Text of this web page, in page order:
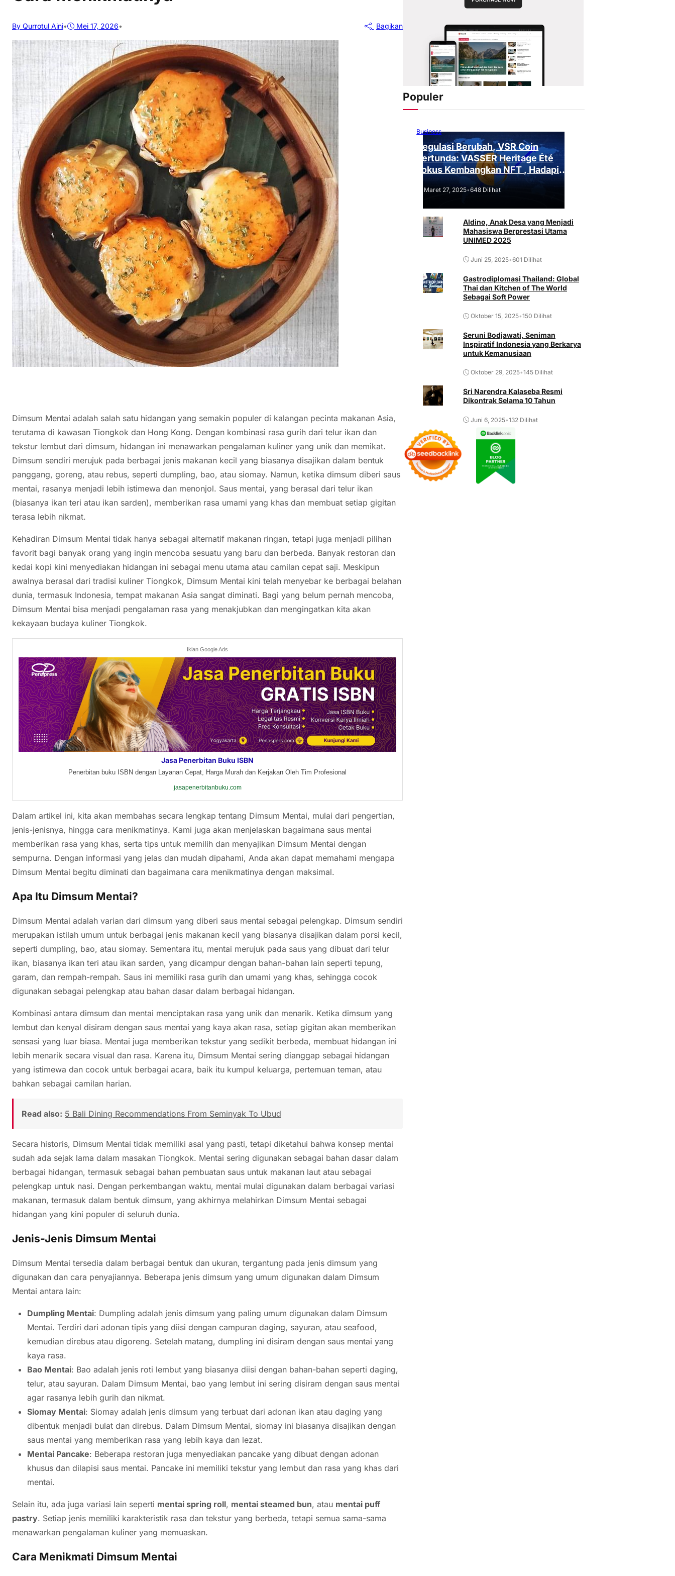
By Qurrotul Aini• Mei 17, 2026• Bagikan
Dimsum Mentai adalah salah satu hidangan yang semakin populer di kalangan pecinta makanan Asia,
terutama di kawasan Tiongkok dan Hong Kong. Dengan kombinasi rasa gurih dari telur ikan dan
tekstur lembut dari dimsum, hidangan ini menawarkan pengalaman kuliner yang unik dan memikat.
Dimsum sendiri merujuk pada berbagai jenis makanan kecil yang biasanya disajikan dalam bentuk
panggang, goreng, atau rebus, seperti dumpling, bao, atau siomay. Namun, ketika dimsum diberi saus
mentai, rasanya menjadi lebih istimewa dan menonjol. Saus mentai, yang berasal dari telur ikan
(biasanya ikan teri atau ikan sarden), memberikan rasa umami yang khas dan membuat setiap gigitan
terasa lebih nikmat.
Kehadiran Dimsum Mentai tidak hanya sebagai alternatif makanan ringan, tetapi juga menjadi pilihan
favorit bagi banyak orang yang ingin mencoba sesuatu yang baru dan berbeda. Banyak restoran dan
kedai kopi kini menyediakan hidangan ini sebagai menu utama atau camilan cepat saji. Meskipun
awalnya berasal dari tradisi kuliner Tiongkok, Dimsum Mentai kini telah menyebar ke berbagai belahan
dunia, termasuk Indonesia, tempat makanan Asia sangat diminati. Bagi yang belum pernah mencoba,
Dimsum Mentai bisa menjadi pengalaman rasa yang menakjubkan dan mengingatkan kita akan
kekayaan budaya kuliner Tiongkok.
Iklan Google Ads
Jasa Penerbitan Buku ISBN
Penerbitan buku ISBN dengan Layanan Cepat, Harga Murah dan Kerjakan Oleh Tim Profesional
jasapenerbitanbuku.com
Dalam artikel ini, kita akan membahas secara lengkap tentang Dimsum Mentai, mulai dari pengertian,
jenis-jenisnya, hingga cara menikmatinya. Kami juga akan menjelaskan bagaimana saus mentai
memberikan rasa yang khas, serta tips untuk memilih dan menyajikan Dimsum Mentai dengan
sempurna. Dengan informasi yang jelas dan mudah dipahami, Anda akan dapat memahami mengapa
Dimsum Mentai begitu diminati dan bagaimana cara menikmatinya dengan maksimal.
Apa Itu Dimsum Mentai?
Dimsum Mentai adalah varian dari dimsum yang diberi saus mentai sebagai pelengkap. Dimsum sendiri
merupakan istilah umum untuk berbagai jenis makanan kecil yang biasanya disajikan dalam porsi kecil,
seperti dumpling, bao, atau siomay. Sementara itu, mentai merujuk pada saus yang dibuat dari telur
ikan, biasanya ikan teri atau ikan sarden, yang dicampur dengan bahan-bahan lain seperti tepung,
garam, dan rempah-rempah. Saus ini memiliki rasa gurih dan umami yang khas, sehingga cocok
digunakan sebagai pelengkap atau bahan dasar dalam berbagai hidangan.
Kombinasi antara dimsum dan mentai menciptakan rasa yang unik dan menarik. Ketika dimsum yang
lembut dan kenyal disiram dengan saus mentai yang kaya akan rasa, setiap gigitan akan memberikan
sensasi yang luar biasa. Mentai juga memberikan tekstur yang sedikit berbeda, membuat hidangan ini
lebih menarik secara visual dan rasa. Karena itu, Dimsum Mentai sering dianggap sebagai hidangan
yang istimewa dan cocok untuk berbagai acara, baik itu kumpul keluarga, pertemuan teman, atau
bahkan sebagai camilan harian.
Read also: 5 Bali Dining Recommendations From Seminyak To Ubud
Secara historis, Dimsum Mentai tidak memiliki asal yang pasti, tetapi diketahui bahwa konsep mentai
sudah ada sejak lama dalam masakan Tiongkok. Mentai sering digunakan sebagai bahan dasar dalam
berbagai hidangan, termasuk sebagai bahan pembuatan saus untuk makanan laut atau sebagai
pelengkap untuk nasi. Dengan perkembangan waktu, mentai mulai digunakan dalam berbagai variasi
makanan, termasuk dalam bentuk dimsum, yang akhirnya melahirkan Dimsum Mentai sebagai
hidangan yang kini populer di seluruh dunia.
Jenis-Jenis Dimsum Mentai
Dimsum Mentai tersedia dalam berbagai bentuk dan ukuran, tergantung pada jenis dimsum yang
digunakan dan cara penyajiannya. Beberapa jenis dimsum yang umum digunakan dalam Dimsum
Mentai antara lain:
Dumpling Mentai: Dumpling adalah jenis dimsum yang paling umum digunakan dalam Dimsum
Mentai. Terdiri dari adonan tipis yang diisi dengan campuran daging, sayuran, atau seafood,
kemudian direbus atau digoreng. Setelah matang, dumpling ini disiram dengan saus mentai yang
kaya rasa.
Bao Mentai: Bao adalah jenis roti lembut yang biasanya diisi dengan bahan-bahan seperti daging,
telur, atau sayuran. Dalam Dimsum Mentai, bao yang lembut ini sering disiram dengan saus mentai
agar rasanya lebih gurih dan nikmat.
Siomay Mentai: Siomay adalah jenis dimsum yang terbuat dari adonan ikan atau daging yang
dibentuk menjadi bulat dan direbus. Dalam Dimsum Mentai, siomay ini biasanya disajikan dengan
saus mentai yang memberikan rasa yang lebih kaya dan lezat.
Mentai Pancake: Beberapa restoran juga menyediakan pancake yang dibuat dengan adonan
khusus dan dilapisi saus mentai. Pancake ini memiliki tekstur yang lembut dan rasa yang khas dari
mentai.
Selain itu, ada juga variasi lain seperti mentai spring roll, mentai steamed bun, atau mentai puff
pastry. Setiap jenis memiliki karakteristik rasa dan tekstur yang berbeda, tetapi semua sama-sama
menawarkan pengalaman kuliner yang memuaskan.
Cara Menikmati Dimsum Mentai
Populer
Business
Regulasi Berubah, VSR Coin
Tertunda: VASSER Heritage Été
Fokus Kembangkan NFT , Hadapi
Tantangan Regulasi!
Maret 27, 2025•648 Dilihat
Aldino, Anak Desa yang Menjadi
Mahasiswa Berprestasi Utama
UNIMED 2025
Juni 25, 2025•601 Dilihat
Gastrodiplomasi Thailand: Global
Thai dan Kitchen of The World
Sebagai Soft Power
Oktober 15, 2025•150 Dilihat
Seruni Bodjawati, Seniman
Inspiratif Indonesia yang Berkarya
untuk Kemanusiaan
Oktober 29, 2025•145 Dilihat
Sri Narendra Kalaseba Resmi
Dikontrak Selama 10 Tahun
Juni 6, 2025•132 Dilihat